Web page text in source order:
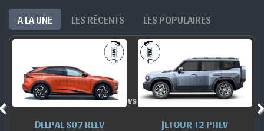
A LA UNE LES RÉCENTS LES POPULAIRES
DEEPAL S07 REEV
vs
JETOUR T2 PHEV